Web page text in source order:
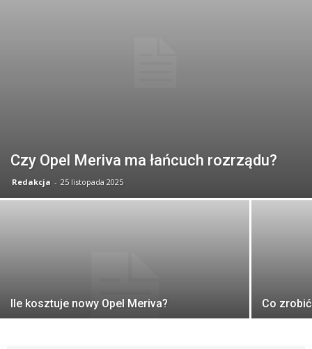
Czy Opel Meriva ma łańcuch rozrządu?
Redakcja - 25 listopada 2025
Ile kosztuje nowy Opel Meriva? Co